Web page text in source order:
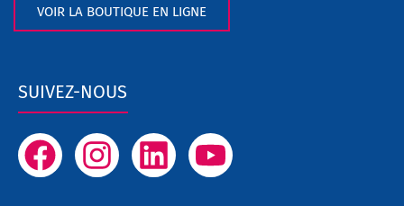
VOIR LA BOUTIQUE EN LIGNE
SUIVEZ-NOUS
F
a
I
n
L
i
Y
o